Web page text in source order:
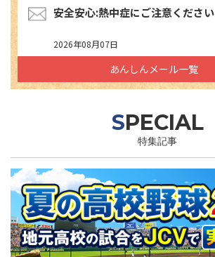
安全安心:熱中症にご注意ください
2026年08月07日
あんしんメール一覧
SPECIAL
特集記事